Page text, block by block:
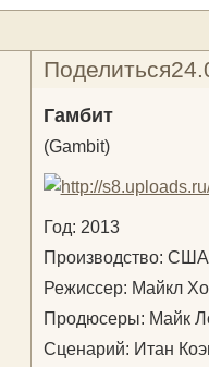
Поделиться
Гамбит
(Gambit)
Год: 2013
Производство:
Режиссер: Майкл
Продюсеры: Майк
Сценарий: Итан